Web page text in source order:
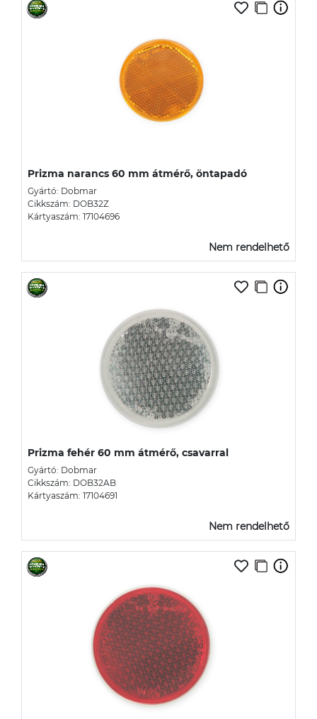
Prizma narancs 60 mm átmérő, öntapadó
Gyártó: Dobmar
Cikkszám: DOB32Z
Kártyaszám: 17104696
Nem rendelhető
Prizma fehér 60 mm átmérő, csavarral
Gyártó: Dobmar
Cikkszám: DOB32AB
Kártyaszám: 17104691
Nem rendelhető